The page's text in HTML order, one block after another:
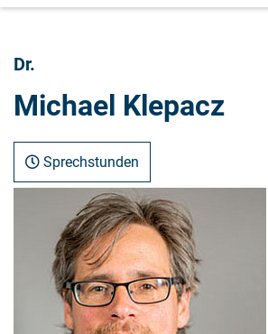
Dr.
Michael Klepacz
Sprechstunden